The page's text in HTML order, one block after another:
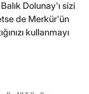
Dolunay'ı sizi
de Merkür'ün
kullanmayı